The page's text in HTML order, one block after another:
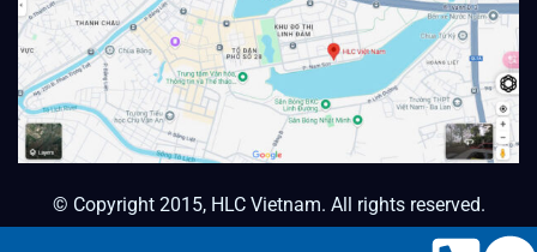
© Copyright 2015, HLC Vietnam. All rights reserved.